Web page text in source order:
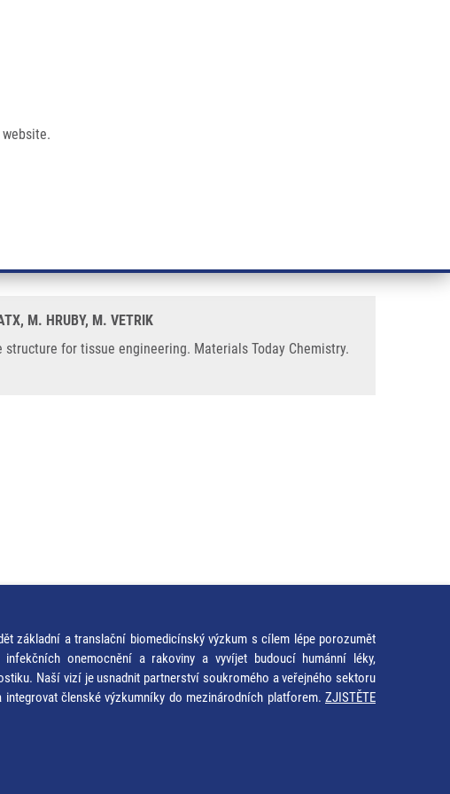
the human trabecular bone
M. HRUBY, M. VETRIK
for tissue engineering. Materials Today Chemistry.
základní a translační biomedicínský výzkum s cílem lépe porozumět
onemocnění a rakoviny a vyvíjet budoucí humánní léky,
Naší vizí je usnadnit partnerství soukromého a veřejného sektoru
integrovat členské výzkumníky do mezinárodních platforem. ZJISTĚTE